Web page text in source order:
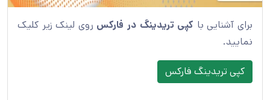
برای آشنایی با کپی تریدینگ در فارکس روی لینک زیر کلیک
نمایید.
کپی تریدینگ فارکس